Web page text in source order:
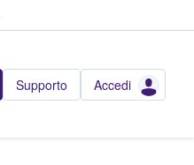
Supporto Accedi